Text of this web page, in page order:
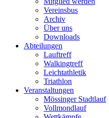
Vereinsbus
Archiv
Über uns
Downloads
Abteilungen
Lauftreff
Walkingtreff
Leichtathletik
Triathlon
Veranstaltungen
Mössinger Stadtlauf
Vollmondlauf